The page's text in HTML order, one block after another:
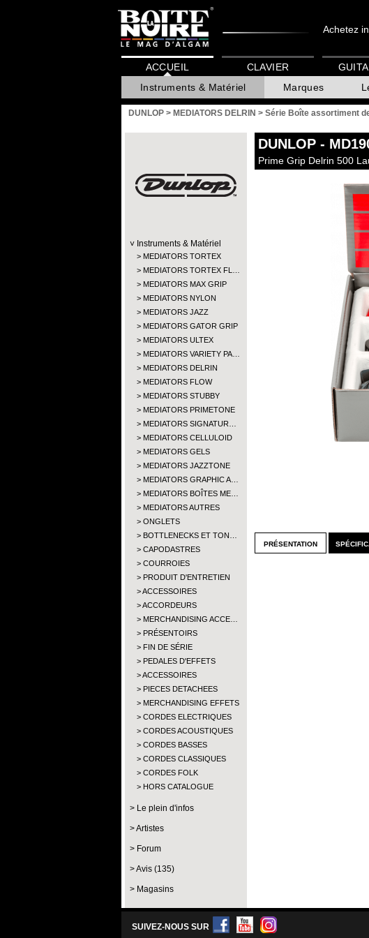
Achetez
ACCUEIL
Instruments & Matériel
Marques
CLAVIER
DUNLOP > MEDIATORS DELRIN > Série Boîte assortiment
Instruments & Matériel
MEDIATORS TORTEX
MEDIATORS TORTEX FL…
MEDIATORS MAX GRIP
MEDIATORS NYLON
MEDIATORS JAZZ
MEDIATORS GATOR GRIP
MEDIATORS ULTEX
MEDIATORS VARIETY PA…
MEDIATORS DELRIN
MEDIATORS FLOW
MEDIATORS STUBBY
MEDIATORS PRIMETONE
MEDIATORS SIGNATUR…
MEDIATORS CELLULOID
MEDIATORS GELS
MEDIATORS JAZZTONE
MEDIATORS GRAPHIC A…
MEDIATORS BOÎTES ME…
MEDIATORS AUTRES
ONGLETS
BOTTLENECKS ET TON…
CAPODASTRES
COURROIES
PRODUIT D'ENTRETIEN
ACCESSOIRES
ACCORDEURS
MERCHANDISING ACCE…
PRÉSENTOIRS
FIN DE SÉRIE
PEDALES D'EFFETS
ACCESSOIRES
PIECES DETACHEES
MERCHANDISING EFFETS
CORDES ELECTRIQUES
CORDES ACOUSTIQUES
CORDES BASSES
CORDES CLASSIQUES
CORDES FOLK
HORS CATALOGUE
Le plein d'infos
Artistes
Forum
Avis (135)
Magasins
DUNLOP -
Prime Grip Delrin 500
présentation
SUIVEZ-NOUS SUR